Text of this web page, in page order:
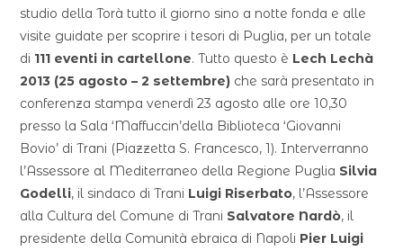
studio della Torà tutto il giorno sino a notte fonda e alle
visite guidate per scoprire i tesori di Puglia, per un totale
di 111 eventi in cartellone. Tutto questo è Lech Lechà
2013 (25 agosto – 2 settembre) che sarà presentato in
conferenza stampa venerdì 23 agosto alle ore 10,30
presso la Sala ‘Maffuccin’della Biblioteca ‘Giovanni
Bovio’ di Trani (Piazzetta S. Francesco, 1). Interverranno
l’Assessore al Mediterraneo della Regione Puglia Silvia
Godelli, il sindaco di Trani Luigi Riserbato, l’Assessore
alla Cultura del Comune di Trani Salvatore Nardò, il
presidente della Comunità ebraica di Napoli Pier Luigi